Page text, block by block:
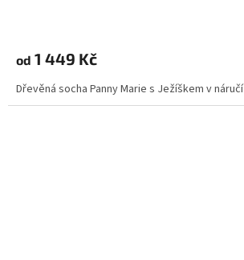
od 1 449 Kč
Dřevěná socha Panny Marie s Ježíškem v náručí